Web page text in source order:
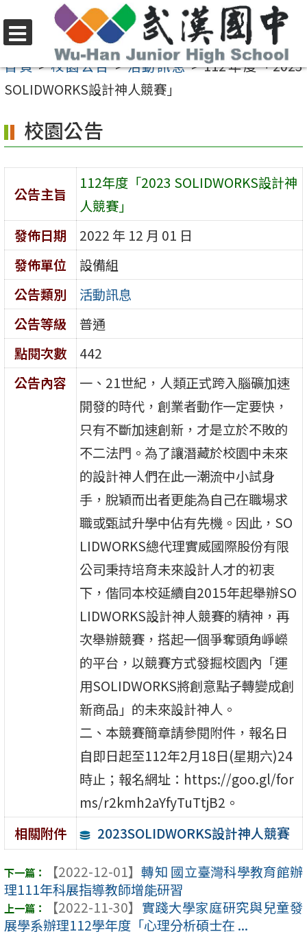
至
要
容
區
選
單
首頁>校園公告>活動訊息>112年度「2023
SOLIDWORKS設計神人競賽」
校園公告
公告主旨
112年度「2023 SOLIDWORKS設計神
人競賽」
發佈日期
2022 年 12 月 01 日
發佈單位
設備組
公告類別
活動訊息
公告等級
普通
點閱次數
442
公告內容
一、21世紀，人類正式跨入腦礦加速
開發的時代，創業者動作一定要快，
只有不斷加速創新，才是立於不敗的
不二法門。為了讓潛藏於校園中未來
的設計神人們在此一潮流中小試身
手，脫穎而出者更能為自己在職場求
職或甄試升學中佔有先機。因此，SO
LIDWORKS總代理實威國際股份有限
公司秉持培育未來設計人才的初衷
下，偕同本校延續自2015年起舉辦SO
LIDWORKS設計神人競賽的精神，再
次舉辦競賽，搭起一個爭奪頭角崢嶸
的平台，以競賽方式發掘校園內「運
用SOLIDWORKS將創意點子轉變成創
新商品」的未來設計神人。
二、本競賽簡章請參閱附件，報名日
自即日起至112年2月18日(星期六)24
時止；報名網址：https://goo.gl/for
ms/r2kmh2aYfyTuTtjB2。
相關附件
2023SOLIDWORKS設計神人競賽
【2022-12-01】 轉知 國立臺灣科學教育館辦
理111年科展指導教師增能研習
【2022-11-30】 實踐大學家庭研究與兒童發
展學系辦理112學年度「心理分析碩士在 ...